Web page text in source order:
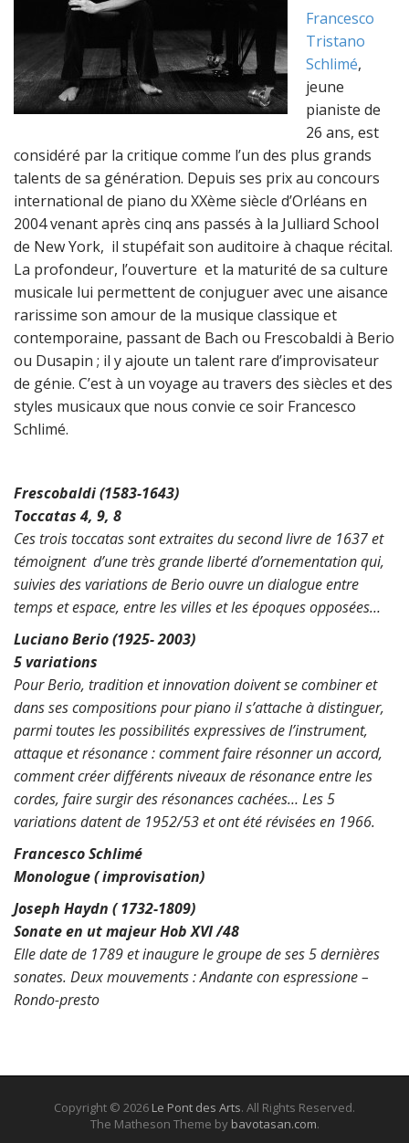
Francesco
Tristano
Schlimé,
jeune
pianiste de
26 ans, est
considéré par la critique comme l’un des plus grands
talents de sa génération. Depuis ses prix au concours
international de piano du XXème siècle d’Orléans en
2004 venant après cinq ans passés à la Julliard School
de New York, il stupéfait son auditoire à chaque récital.
La profondeur, l’ouverture et la maturité de sa culture
musicale lui permettent de conjuguer avec une aisance
rarissime son amour de la musique classique et
contemporaine, passant de Bach ou Frescobaldi à Berio
ou Dusapin ; il y ajoute un talent rare d’improvisateur
de génie. C’est à un voyage au travers des siècles et des
styles musicaux que nous convie ce soir Francesco
Schlimé.
Frescobaldi (1583-1643)
Toccatas 4, 9, 8
Ces trois toccatas sont extraites du second livre de 1637et
témoignent d’une très grande liberté d’ornementation qui,
suivies des variations de Berio ouvre un dialogue entre
temps et espace, entre les villes et les époques opposées…
Luciano Berio (1925- 2003)
5 variations
Pour Berio, tradition et innovation doivent se combineret
dans ses compositions pour piano il s’attache à distinguer,
parmi toutes les possibilités expressives de l’instrument,
attaque et résonance : comment faire résonner un accord,
comment créer différents niveaux de résonanceentre les
cordes, faire surgir des résonances cachées… Les 5
variations datent de 1952/53 et ont été révisées en 1966.
Francesco Schlimé
Monologue ( improvisation)
Joseph Haydn ( 1732-1809)
Sonate en ut majeur Hob XVI /48
Elle date de 1789 et inaugure le groupe de ses 5 dernières
sonates. Deux mouvements : Andante con espressione –
Rondo-presto
Copyright © 2026 Le Pont des Arts. All Rights Reserved.
The Matheson Theme by bavotasan.com.